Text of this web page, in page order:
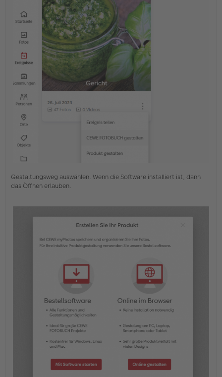
Gestaltungsweg auswählen. Wenn die Software installiert ist, dann
das Öffnen erlauben.